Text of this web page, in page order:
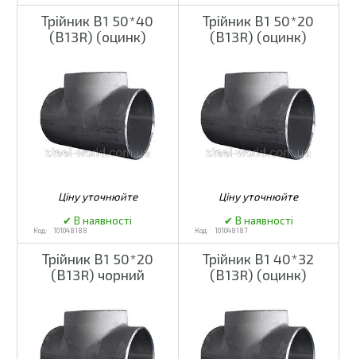
Трійник В1 50*40
(В13R) (оцинк)
101048188
Трійник В1 50*20
(В13R) (оцинк)
101048187
Трійник В1 50*20
(В13R) чорний
Трійник В1 40*32
(В13R) (оцинк)